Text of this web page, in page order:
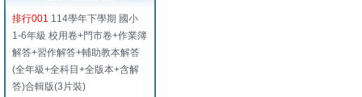
排行001 114學年下學期 國小
1-6年級 校用卷+門市卷+作業簿
解答+習作解答+輔助教本解答
(全年級+全科目+全版本+含解
答)合輯版(3片裝)